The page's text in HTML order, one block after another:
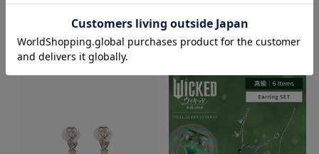
イヤークリップ（ゴール
ド）
14,300
イヤークリップ（シルバ
13,200